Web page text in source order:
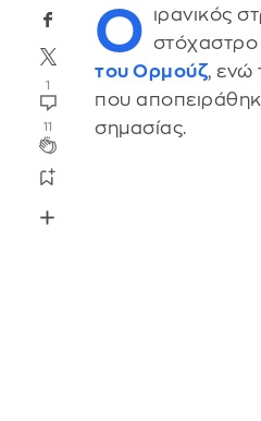
1
11
Ο
ιρανικός
στόχαστρο
του Ορμούζ, ενώ
που
σημασίας.